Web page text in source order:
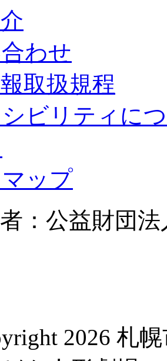
わせ
取扱規程
ビリティに
ップ
：公益財団
2026 札